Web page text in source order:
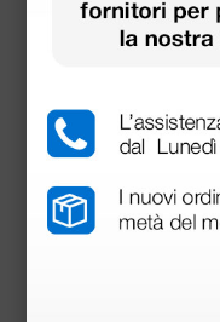
Carta ecografia
bianco/nero alta
108,54 €134,00